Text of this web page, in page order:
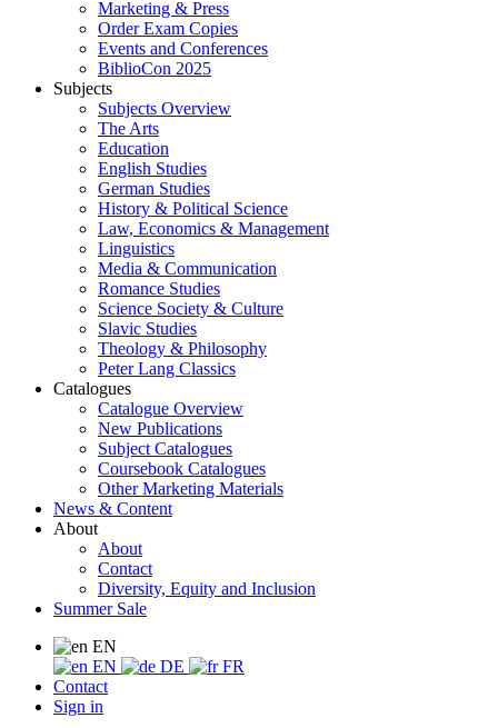
Marketing & Press
Order Exam Copies
Events and Conferences
BiblioCon 2025
Subjects
Subjects Overview
The Arts
Education
English Studies
German Studies
History & Political Science
Law, Economics & Management
Linguistics
Media & Communication
Romance Studies
Science Society & Culture
Slavic Studies
Theology & Philosophy
Peter Lang Classics
Catalogues
Catalogue Overview
New Publications
Subject Catalogues
Coursebook Catalogues
Other Marketing Materials
News & Content
About
About
Contact
Diversity, Equity and Inclusion
Summer Sale
EN
EN
DE
FR
Contact
Sign in